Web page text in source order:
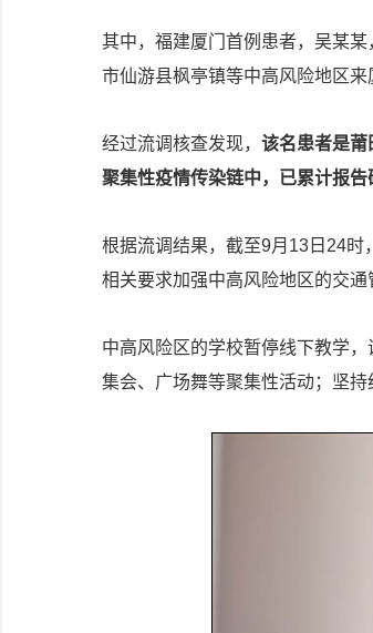
其中，福建厦门首例患者，吴某
市仙游县枫亭镇等中高风险地区来
经过流调核查发现， 该名患者是莆
聚集性疫情传染链中，已累计报告
根据流调结果，截至9月13日24时
相关要求加强中高风险地区的交通
中高风险区的学校暂停线下教学
集会、广场舞等聚集性活动；坚持